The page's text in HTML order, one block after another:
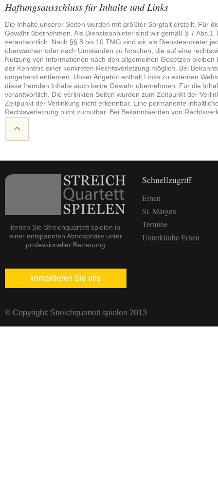
Haftungsausschluss für Inhalte und Links
Die Inhalte unserer Seiten wurden mit größter Sorgfalt erstellt. Für
Gewähr übernehmen. Als Diensteanbieter sind wir gemäß § 7
verantwortlich. Nach §§ 8 bis 10 TMG sind wir als Diensteanbieter
überwachen oder nach Umständen zu forschen, die auf eine
Nutzung von Informationen nach den allgemeinen Gesetzen
der Kenntnis einer konkreten Rechtsverletzung möglich. Bei
umgehend entfernen. Unser Angebot enthält Links zu externen
diese fremden Inhalte auch keine Gewähr übernehmen. Für die
verantwortlich. Die verlinkten Seiten wurden zum Zeitpunkt der
Zeitpunkt der Verlinkung nicht erkennbar. Eine permanente
Rechtsverletzung nicht zumutbar. Bei Bekanntwerden von
lernen Sie Streichquartett spielen in
einer entspannten Atmosphäre unter
professioneller Betreuung
kontaktieren Sie uns
Schnellzugriff
Ernen
St. Märgen
Termine
Unterkünfte Ernen
© Copyright: Streichquartett spielen 2013